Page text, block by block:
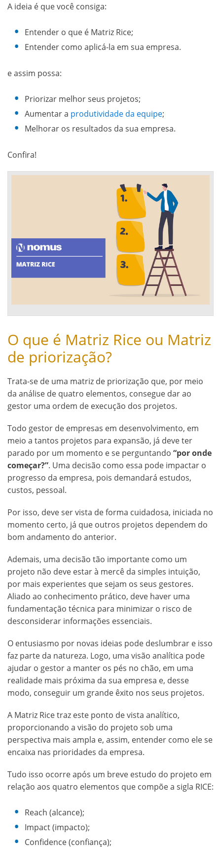
A ideia é que você consiga:
Entender o que é Matriz Rice;
Entender como aplicá-la em sua empresa.
e assim possa:
Priorizar melhor seus projetos;
Aumentar a produtividade da equipe;
Melhorar os resultados da sua empresa.
Confira!
O que é Matriz Rice ou Matriz
de priorização?
Trata-se de uma matriz de priorização que, por meio
da análise de quatro elementos, consegue dar ao
gestor uma ordem de execução dos projetos.
Todo gestor de empresas em desenvolvimento, em
meio a tantos projetos para expansão, já deve ter
parado por um momento e se perguntando “por onde
começar?”. Uma decisão como essa pode impactar o
progresso da empresa, pois demandará estudos,
custos, pessoal.
Por isso, deve ser vista de forma cuidadosa, iniciada no
momento certo, já que outros projetos dependem do
bom andamento do anterior.
Ademais, uma decisão tão importante como um
projeto não deve estar à mercê da simples intuição,
por mais experientes que sejam os seus gestores.
Aliado ao conhecimento prático, deve haver uma
fundamentação técnica para minimizar o risco de
desconsiderar informações essenciais.
O entusiasmo por novas ideias pode deslumbrar e isso
faz parte da natureza. Logo, uma visão analítica pode
ajudar o gestor a manter os pés no chão, em uma
realidade mais próxima da sua empresa e, desse
modo, conseguir um grande êxito nos seus projetos.
A Matriz Rice traz este ponto de vista analítico,
proporcionando a visão do projeto sob uma
perspectiva mais ampla e, assim, entender como ele se
encaixa nas prioridades da empresa.
Tudo isso ocorre após um breve estudo do projeto em
relação aos quatro elementos que compõe a sigla RICE:
Reach (alcance);
Impact (impacto);
Confidence (confiança);